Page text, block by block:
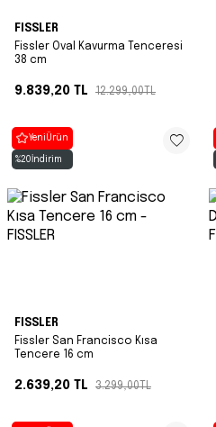
FISSLER
Fissler Oval Kavurma Tenceresi
38 cm
9.839,20 TL 12.299,00TL
Yeni Ürün
%20 İndirim
FISSLER
Fissler San Francisco Kısa
Tencere 16 cm
2.639,20 TL 3.299,00TL